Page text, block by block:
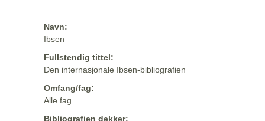
Navn:
Ibsen
Fullstendig tittel:
Den internasjonale Ibsen-bibliografien
Omfang/fag:
Alle fag
Bibliografien dekker: